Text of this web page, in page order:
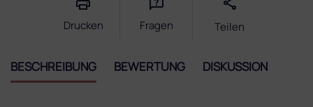
Drucken Fragen Teilen
BESCHREIBUNG BEWERTUNG DISKUSSION